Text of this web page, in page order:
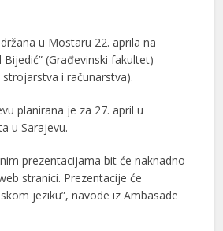
u Mostaru 22. aprila na
(Građevinski fakultet)
i računarstva).
planirana je za 27. april u
u Sarajevu.
prezentacijama bit će naknadno
stranici. Prezentacije će
jeziku”, navode iz Ambasade